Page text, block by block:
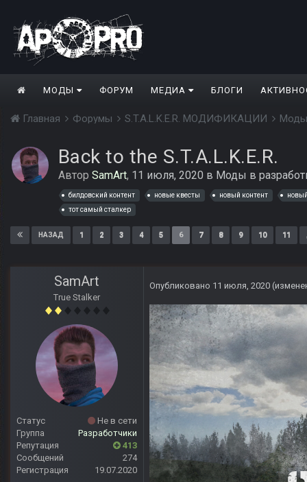
МОДЫ ФОРУМ МЕДИА БЛОГИ
Главная Форумы S.T.A.L.K.E.R. МОДИФИКАЦИИ Моды
Back to the S.T.A.L.K.E.R.
Автор SamArt, 11 июля, 2020 в Моды в
билдовский контент новые квесты новый контент
тот самый сталкер
НАЗАД 1 2 3 4 5 6 7 8 9 10 11
SamArt
True Stalker
Статус
Не в сети
Группа
Разработчики
Репутация
413
Сообщений
274
Регистрация
19.07.2020
Опубликовано 11 июля, 2020